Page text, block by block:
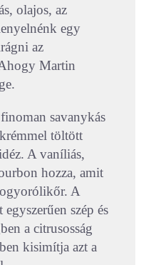
olajos, az
egy
az
Martin
savanykás
töltött
A vaníliás,
hozza, amit
A
szép és
a citrusosság
kisimítja azt a